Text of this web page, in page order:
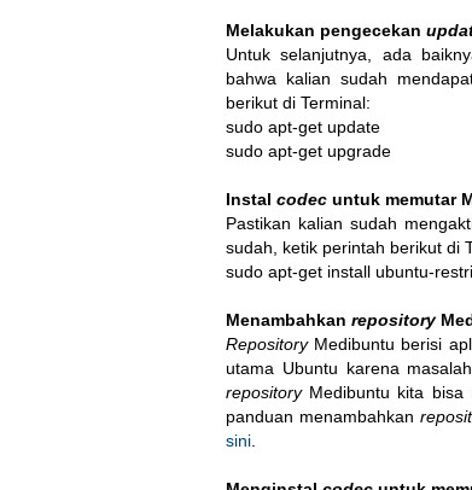
Melakukan pengecekan
Untuk selanjutnya, ada
bahwa kalian sudah
berikut di Terminal:
sudo apt-get update
sudo apt-get upgrade
Instal codec untuk memutar
Pastikan kalian sudah
sudah, ketik perintah berikut di
sudo apt-get install ubuntu-
Menambahkan repository
RepositoryMedibuntu berisi
utama Ubuntu karena
repositoryMedibuntu kita bisa
panduan menambahkan
sini